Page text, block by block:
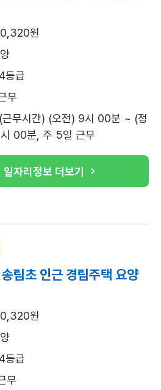
원
등급
무
근무시간) (오전) 9시 00분 ~ (정
00분, 주 5일 근무
일자리정보 더보기
림초 인근 경림주택 요양
원
등급
무